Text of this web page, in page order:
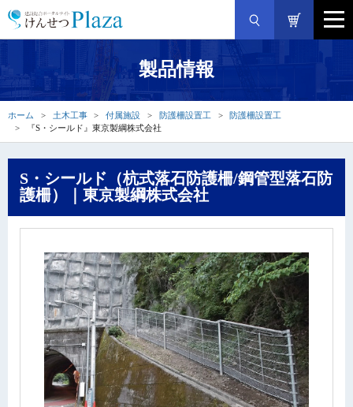
製品情報
ホーム 土木工事 付属施設 防護柵設置工
防護柵設置工
『S・シールド』東京製綱株式会社
S・シールド（杭式落石防護柵/鋼管型落石防
護柵）｜東京製綱株式会社